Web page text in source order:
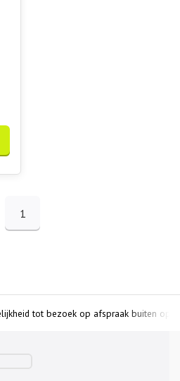
1
bezoek op afspraak buiten